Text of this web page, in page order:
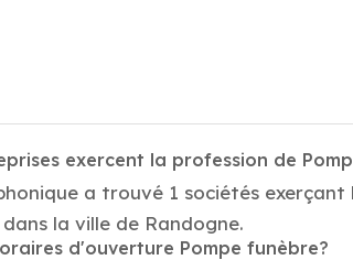
exercent la profession de
a trouvé 1 sociétés
la ville de Randogne.
d'ouverture Pompe funèbre?